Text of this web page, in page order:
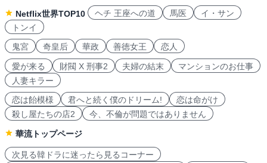
Netflix世界TOP10
ヘチ 王座への道 馬医
イ・サン
トンイ
鬼宮
奇皇后 華政 善徳女王 恋人
愛が来る 財閥 X 刑事2 夫婦の結末
マンションのお仕事
人妻キラー
恋は飴模様
君へと続く僕のドリーム!
恋は命がけ
殺し屋たちの店2
今、不倫が問題ではありません
華流トップページ
次見る韓ドラに迷ったら見るコーナー